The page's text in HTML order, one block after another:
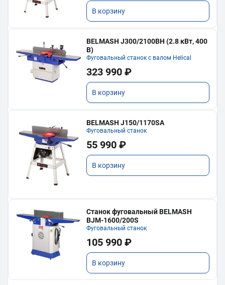
В корзину
BELMASH J300/2100ВH (2.8 кВт, 400
В)
Фуговальный станок с валом Helical
323 990 ₽
В корзину
BELMASH J150/1170SA
Фуговальный станок
55 990 ₽
В корзину
Станок фуговальный BELMASH
BJM-1600/200S
Фуговальный станок
105 990 ₽
В корзину